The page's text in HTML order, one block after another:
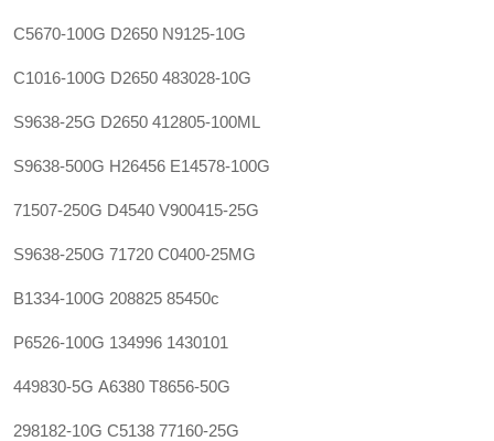
C5670-100G D2650 N9125-10G
C1016-100G D2650 483028-10G
S9638-25G D2650 412805-100ML
S9638-500G H26456 E14578-100G
71507-250G D4540 V900415-25G
S9638-250G 71720 C0400-25MG
B1334-100G 208825 85450c
P6526-100G 134996 1430101
449830-5G A6380 T8656-50G
298182-10G C5138 77160-25G